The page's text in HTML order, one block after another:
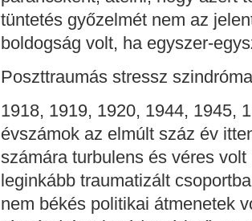
tüntetés győzelmét nem az
boldogság volt, ha egyszer-
Poszttraumás stressz szindróma
1918, 1919, 1920, 1944, 1945,
évszámok az elmúlt száz év
számára turbulens és véres
leginkább traumatizált
nem békés politikai átmenetek